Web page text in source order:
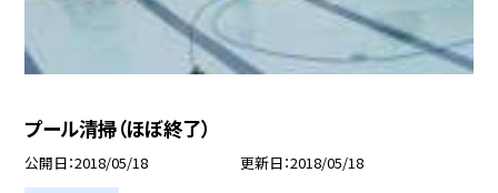
プール清掃（ほぼ終了）
公開日 2018/05/18 更新日 2018/05/18